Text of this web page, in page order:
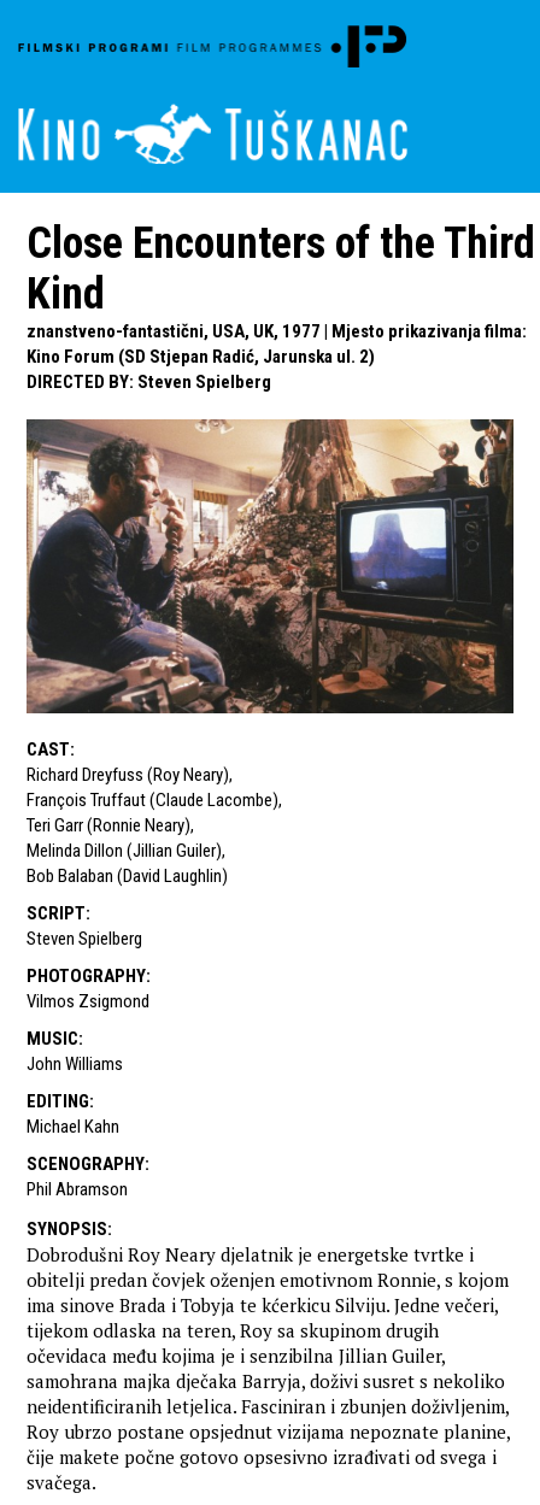
Close Encounters of the Third
Kind
znanstveno-fantastični, USA, UK, 1977 | Mjesto prikazivanja filma:
Kino Forum (SD Stjepan Radić, Jarunska ul. 2)
DIRECTED BY: Steven Spielberg
CAST:
Richard Dreyfuss (Roy Neary),
François Truffaut (Claude Lacombe),
Teri Garr (Ronnie Neary),
Melinda Dillon (Jillian Guiler),
Bob Balaban (David Laughlin)
SCRIPT:
Steven Spielberg
PHOTOGRAPHY:
Vilmos Zsigmond
MUSIC:
John Williams
EDITING:
Michael Kahn
SCENOGRAPHY:
Phil Abramson
SYNOPSIS:
Dobrodušni Roy Neary djelatnik je energetske tvrtke i
obitelji predan čovjek oženjen emotivnom Ronnie, s kojom
ima sinove Brada i Tobyja te kćerkicu Silviju. Jedne večeri,
tijekom odlaska na teren, Roy sa skupinom drugih
očevidaca među kojima je i senzibilna Jillian Guiler,
samohrana majka dječaka Barryja, doživi susret s nekoliko
neidentificiranih letjelica. Fasciniran i zbunjen doživljenim,
Roy ubrzo postane opsjednut vizijama nepoznate planine,
čije makete počne gotovo opsesivno izrađivati od svega i
svačega.